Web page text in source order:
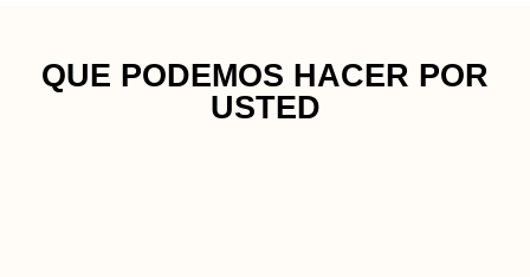
QUE PODEMOS HACER POR
USTED